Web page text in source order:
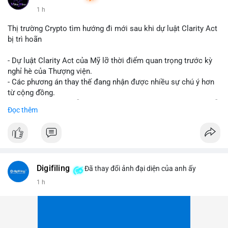
1 h
Thị trường Crypto tìm hướng đi mới sau khi dự luật Clarity Act
bị trì hoãn
- Dự luật Clarity Act của Mỹ lỡ thời điểm quan trọng trước kỳ
nghỉ hè của Thượng viện.
- Các phương án thay thế đang nhận được nhiều sự chú ý hơn
từ cộng đồng.
về pháp lý.
#binancesquare
#vlikevn #titanbot
Đọc thêm
Digifiling Đã thay đổi ảnh đại diện của anh ấy
1 h